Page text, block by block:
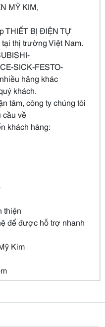
MỸ KIM,
THIẾT BỊ ĐIỆN TỰ
thị trường Việt Nam.
SICK-FESTO-
hãng khác
khách.
tâm, công ty chúng tôi
về
khách hàng:
thiện
để được hỗ trợ nhanh
Kim